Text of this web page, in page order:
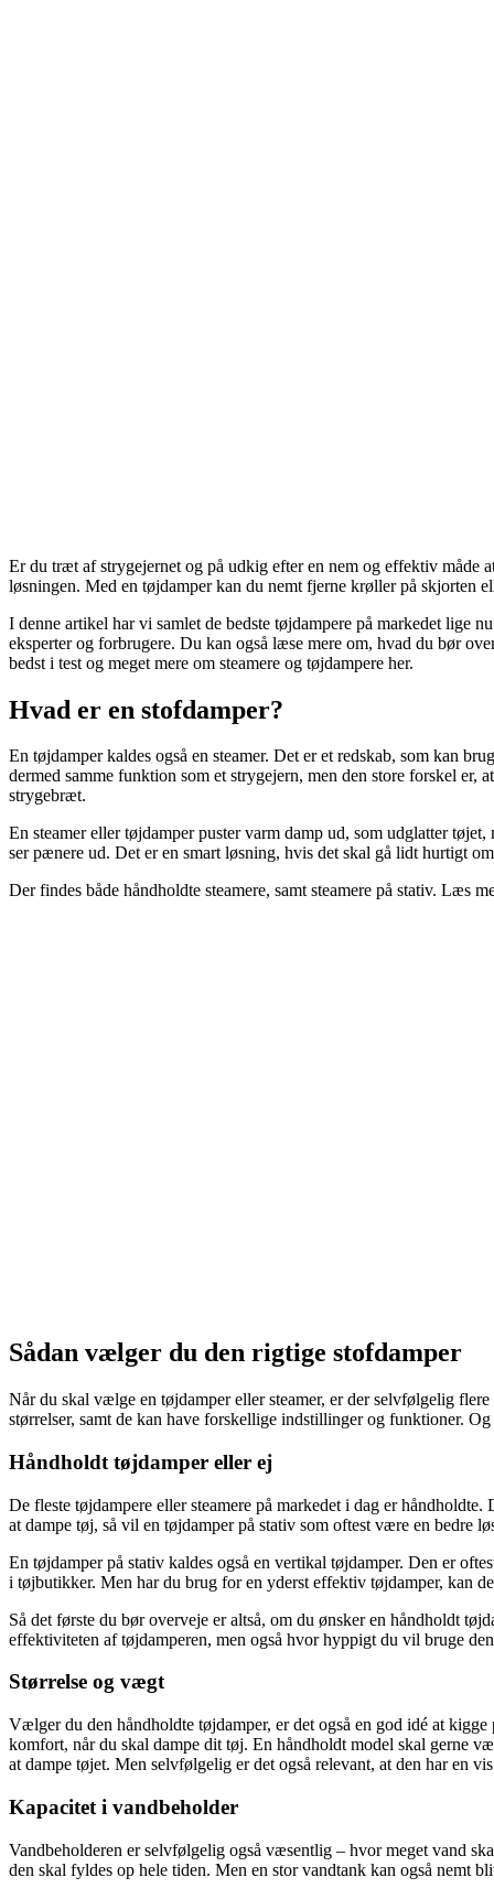
Er du træt af strygejernet og på udkig efter en nem og effektiv måde
løsningen. Med en tøjdamper kan du nemt fjerne krøller på skjorten
I denne artikel har vi samlet de bedste tøjdampere på markedet lige
eksperter og forbrugere. Du kan også læse mere om, hvad du bør
bedst i test og meget mere om steamere og tøjdampere her.
Hvad er en stofdamper?
En tøjdamper kaldes også en steamer. Det er et redskab, som kan
dermed samme funktion som et strygejern, men den store forskel
strygebræt.
En steamer eller tøjdamper puster varm damp ud, som udglatter
ser pænere ud. Det er en smart løsning, hvis det skal gå lidt hurtigt
Der findes både håndholdte steamere, samt steamere på stativ. Læs
Sådan vælger du den rigtige stofdamper
Når du skal vælge en tøjdamper eller steamer, er der selvfølgelig
størrelser, samt de kan have forskellige indstillinger og funktioner.
Håndholdt tøjdamper eller ej
De fleste tøjdampere eller steamere på markedet i dag er
at dampe tøj, så vil en tøjdamper på stativ som oftest være en bedre
En tøjdamper på stativ kaldes også en vertikal tøjdamper. Den er
i tøjbutikker. Men har du brug for en yderst effektiv tøjdamper, kan
Så det første du bør overveje er altså, om du ønsker en håndholdt
effektiviteten af tøjdamperen, men også hvor hyppigt du vil bruge
Størrelse og vægt
Vælger du den håndholdte tøjdamper, er det også en god idé at
komfort, når du skal dampe dit tøj. En håndholdt model skal gerne
at dampe tøjet. Men selvfølgelig er det også relevant, at den har en
Kapacitet i vandbeholder
Vandbeholderen er selvfølgelig også væsentlig – hvor meget vand
den skal fyldes op hele tiden. Men en stor vandtank kan også nemt